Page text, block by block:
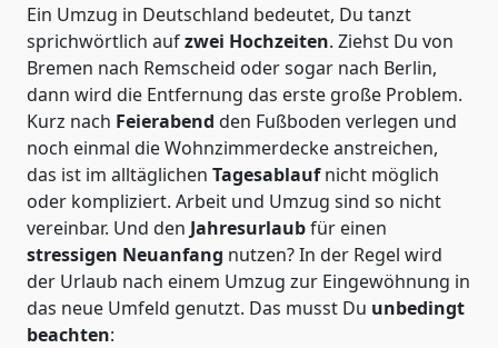
Ein Umzug in Deutschland bedeutet, Du tanzt
sprichwörtlich aufzwei Hochzeiten. Ziehst Du von
Bremen nach Remscheid oder sogar nach Berlin,
dann wird die Entfernung das erste große Problem.
Kurz nach Feierabend den Fußboden verlegen und
noch einmal die Wohnzimmerdecke anstreichen,
das ist im alltäglichen Tagesablaufnicht möglich
oder kompliziert. Arbeit und Umzug sind so nicht
vereinbar. Und den Jahresurlaubfür einen
stressigen Neuanfang nutzen? In der Regel wird
der Urlaub nach einem Umzug zur Eingewöhnung in
das neue Umfeld genutzt. Das musst Du unbedingt
beachten: